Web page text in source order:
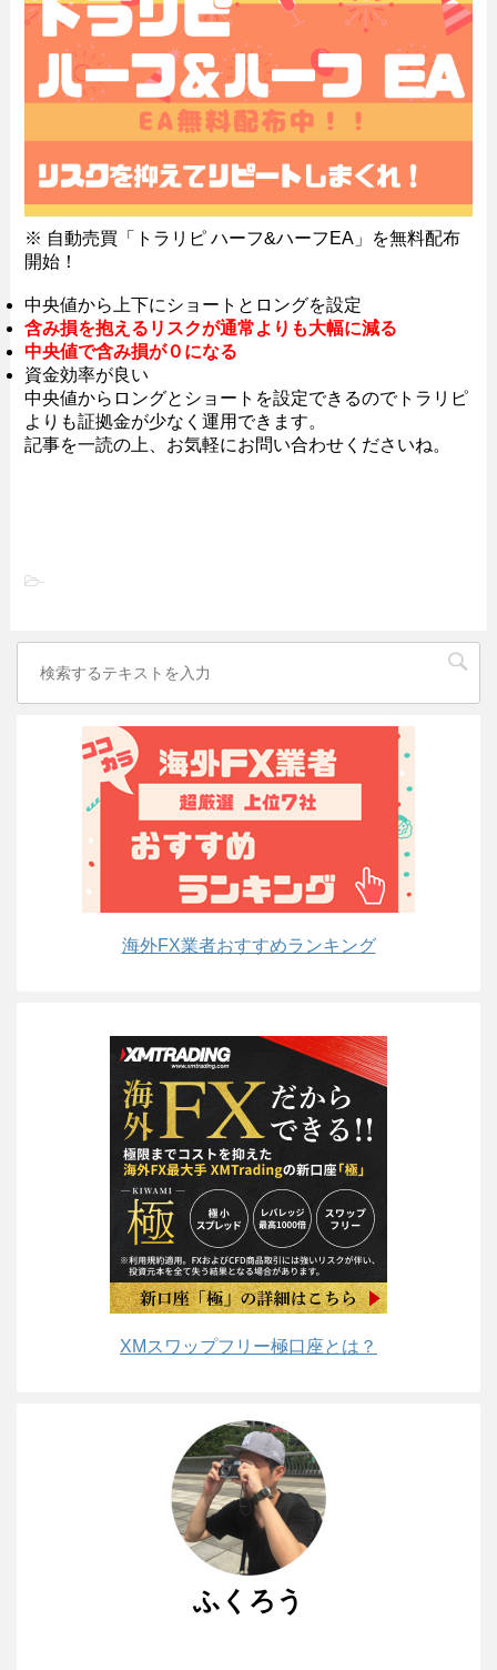
※ 自動売買「トラリピ ハーフ&ハーフEA」を無料配布
開始！
中央値から上下にショートとロングを設定
含み損を抱えるリスクが通常よりも大幅に減る
中央値で含み損が０になる
資金効率が良い
中央値からロングとショートを設定できるのでトラリピ
よりも証拠金が少なく運用できます。
記事を一読の上、お気軽にお問い合わせくださいね。
-
海外FX業者おすすめランキング
XMスワップフリー極口座とは？
ふくろう